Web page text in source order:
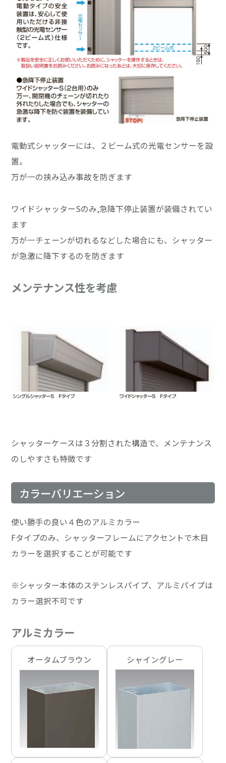
電動式シャッターには、２ビーム式の光電センサーを設
置。
万が一の挟み込み事故を防ぎます
ワイドシャッターSのみ,急降下停止装置が装備されてい
ます
万が一チェーンが切れるなどした場合にも、シャッター
が急激に降下するのを防ぎます
メンテナンス性を考慮
シャッターケースは３分割された構造で、メンテナンス
のしやすさも特徴です
カラーバリエーション
使い勝手の良い４色のアルミカラー
Fタイプのみ、シャッターフレームにアクセントで木目
カラーを選択することが可能です
※シャッター本体のステンレスパイプ、アルミパイプは
カラー選択不可です
アルミカラー
オータムブラウン シャイングレー